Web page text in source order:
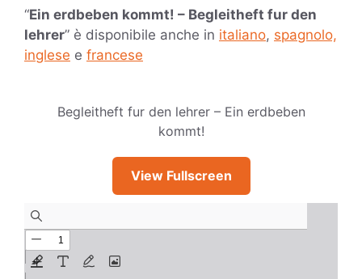
“Ein erdbeben kommt! – Begleitheft fur den
lehrer” è disponibile anche in italiano, spagnolo,
inglese e francese
Begleitheft fur den lehrer – Ein erdbeben
kommt!
View Fullscreen